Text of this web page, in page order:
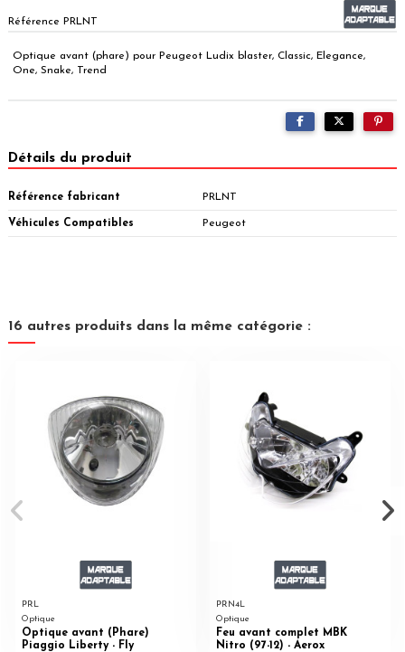
Référence PRLNT
Optique avant (phare) pour Peugeot Ludix blaster, Classic, Elegance,
One, Snake, Trend
Détails du produit
Référence fabricant PRLNT
Véhicules Compatibles Peugeot
16 autres produits dans la même catégorie :
PRL
Optique
Optique avant (Phare)
Piaggio Liberty - Fly
PRN4L
Optique
Feu avant complet MBK
Nitro (97-12) - Aerox